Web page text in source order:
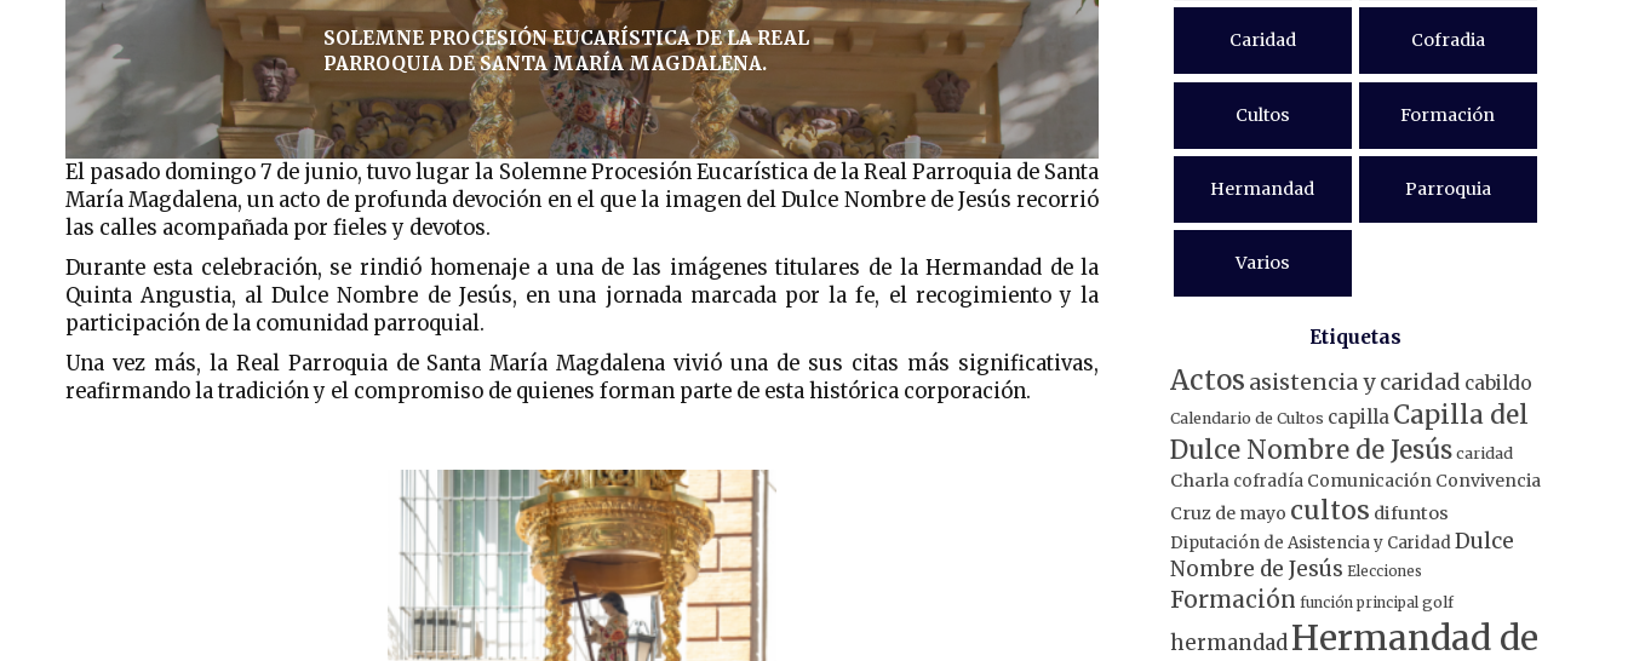
SOLEMNE PROCESIÓN EUCARÍSTICA DE LA REAL
PARROQUIA DE SANTA MARÍA MAGDALENA.
El pasado domingo 7 de junio, tuvo lugar la Solemne Procesión Eucarística de la Real Parroquia de Santa
María Magdalena, un acto de profunda devoción en el que la imagen del Dulce Nombre de Jesús recorrió
las calles acompañada por fieles y devotos.
Durante esta celebración, se rindió homenaje a una de las imágenes titulares de la Hermandad de la
Quinta Angustia, al Dulce Nombre de Jesús, en una jornada marcada por la fe, el recogimiento y la
participación de la comunidad parroquial.
Una vez más, la Real Parroquia de Santa María Magdalena vivió una de sus citas más significativas,
reafirmando la tradición y el compromiso de quienes forman parte de esta histórica corporación.
Caridad Cofradia
Cultos Formación
Hermandad Parroquia
Varios
Etiquetas
Actos asistencia y caridad cabildo
Calendario de Cultos capilla Capilla del
Dulce Nombre de Jesús caridad
Charla cofradía Comunicación Convivencia
Cruz de mayo cultos difuntos
Diputación de Asistencia y CaridadDulce
Nombre de Jesús Elecciones
Formación función principal golf
hermandad Hermandad de